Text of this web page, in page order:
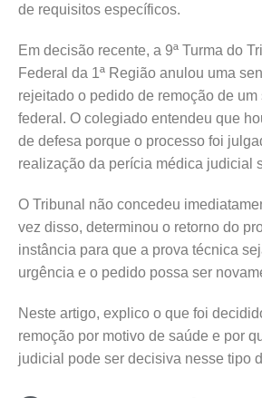
de requisitos específicos.
Em decisão recente, a 9ª Turma do
Federal da 1ª Região anulou uma
rejeitado o pedido de remoção de
federal. O colegiado entendeu que
de defesa porque o processo foi
realização da perícia médica judicial
O Tribunal não concedeu
vez disso, determinou o retorno do
instância para que a prova técnica
urgência e o pedido possa ser
Neste artigo, explico o que foi
remoção por motivo de saúde e por
judicial pode ser decisiva nesse tipo